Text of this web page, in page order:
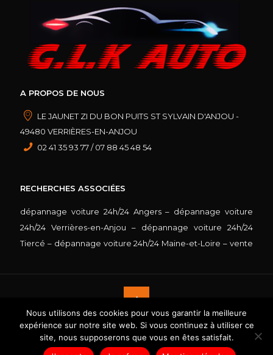
A PROPOS DE NOUS
LE JAUNET ZI DU BON PUITS ST SYLVAIN D'ANJOU -
49480 VERRIÈRES-EN-ANJOU
02 41 35 93 77 / 07 88 45 48 54
RECHERCHES ASSOCIÉES
dépannage voiture 24h/24 Angers– dépannage voiture
24h/24 Verrières-en-Anjou – dépannage voiture 24h/24
Tiercé – dépannage voiture 24h/24 Maine-et-Loire –vente
Verrières-en-Anjou–vente voiture occasion Tiercé–vente
garage multimarques Tiercé–garage multimarques
Maine-et-Loire –carrosserie Angers–carrosserie
© Copyright2026 G.L.K. AUTO. Tous droits réservés - Site
réalisé par :
Agence de communication
Nancy|Mentions légales|Politique de confidentialité
Nous utilisons des cookies pour vous garantir la meilleure
expérience sur notre site web. Si vous continuez à utiliser ce
site, nous supposerons que vous en êtes satisfait.